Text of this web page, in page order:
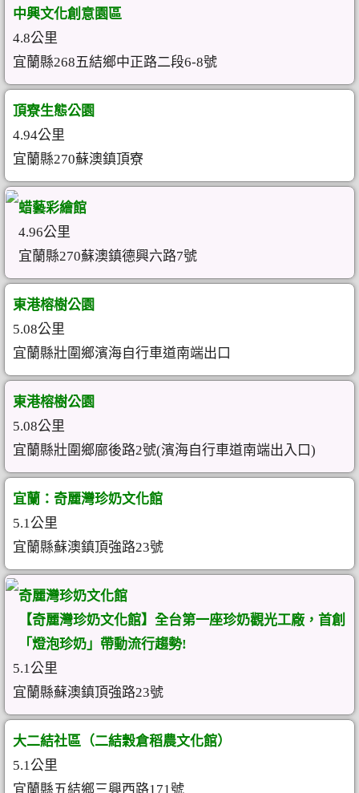
中興文化創意園區
4.8公里
宜蘭縣268五結鄉中正路二段6-8號
頂寮生態公園
4.94公里
宜蘭縣270蘇澳鎮頂寮
蜡藝彩繪館
4.96公里
宜蘭縣270蘇澳鎮德興六路7號
東港榕樹公園
5.08公里
宜蘭縣壯圍鄉濱海自行車道南端出口
東港榕樹公園
5.08公里
宜蘭縣壯圍鄉廍後路2號(濱海自行車道南端出入口)
宜蘭：奇麗灣珍奶文化館
5.1公里
宜蘭縣蘇澳鎮頂強路23號
奇麗灣珍奶文化館
【奇麗灣珍奶文化館】全台第一座珍奶觀光工廠，首創
「燈泡珍奶」帶動流行趨勢!
5.1公里
宜蘭縣蘇澳鎮頂強路23號
大二結社區（二結穀倉稻農文化館）
5.1公里
宜蘭縣五結鄉三興西路171號